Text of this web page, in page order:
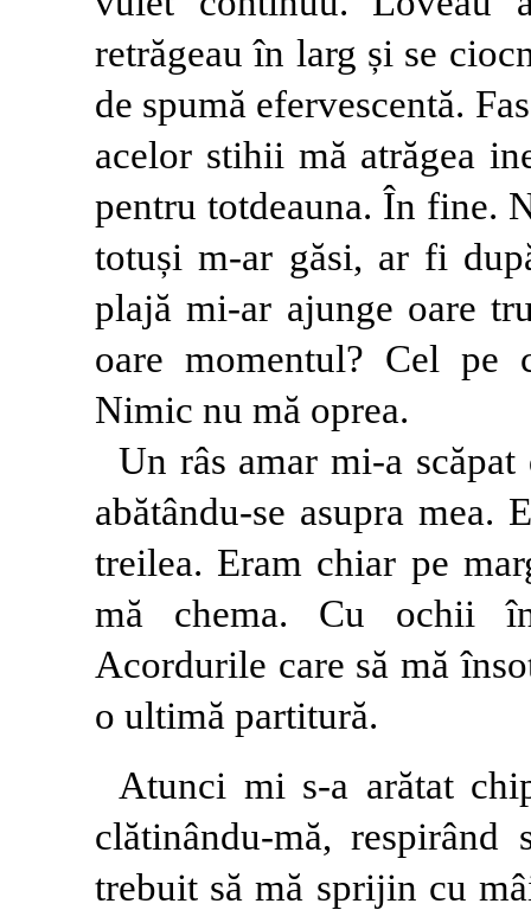
retrăgeau în larg și se
de spumă efervescentă.
acelor stihii mă atrăgea
pentru totdeauna. În fine.
totuși m-ar găsi, ar fi
plajă mi-ar ajunge oare
oare momentul? Cel pe
Nimic nu mă oprea.
Un râs amar mi-a
abătându-se asupra
treilea. Eram chiar pe
mă chema. Cu ochii
Acordurile care să mă
o ultimă partitură.
Atunci mi s-a arătat
clătinându-mă, respirând
trebuit să mă sprijin cu